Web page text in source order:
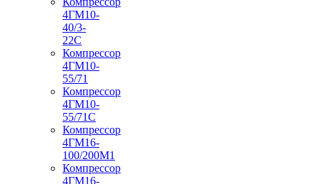
4ГМ10-
40/3-
22С
Компрессор
4ГМ10-
55/71
Компрессор
4ГМ10-
55/71С
Компрессор
4ГМ16-
100/200М1
Компрессор
4ГМ16-